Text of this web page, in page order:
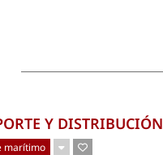
Y DISTRIBUCIÓN
marítimo